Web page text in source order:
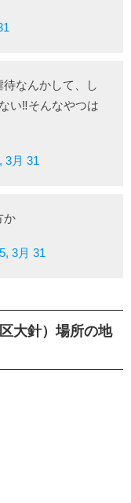
なんかして、し
い‼️そんなやつは
3月 31
か
3月 31
大針）場所の地